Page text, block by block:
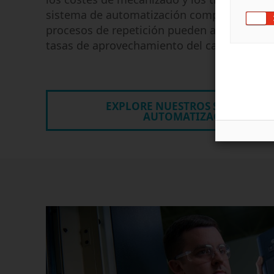
sistema de automatización completo.
procesos de repetición pueden ayudarle a
tasas de aprovechamiento del cabezal de
EXPLORE NUESTROS SISTEMAS DE
AUTOMATIZACIÓN